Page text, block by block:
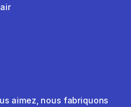
aimez, nous fabriquons